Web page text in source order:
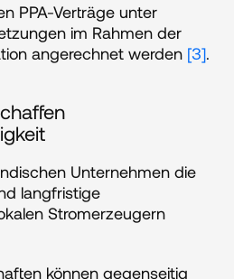
PPA-Verträge unter
im Rahmen der
angerechnet werden [3].
Unternehmen die
langfristige
Stromerzeugern
können gegenseitig